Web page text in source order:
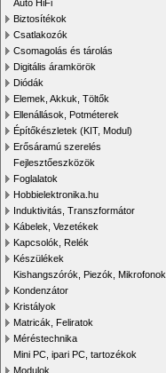
Autó HiFi
Biztosítékok
Csatlakozók
Csomagolás és tárolás
Digitális áramkörök
Diódák
Elemek, Akkuk, Töltők
Ellenállások, Potméterek
Építőkészletek (KIT, Modul)
Erősáramú szerelés
Fejlesztőeszközök
Foglalatok
Hobbielektronika.hu
Induktivitás, Transzformátor
Kábelek, Vezetékek
Kapcsolók, Relék
Készülékek
Kishangszórók, Piezók, Mikrofonok
Kondenzátor
Kristályok
Matricák, Feliratok
Méréstechnika
Mini PC, ipari PC, tartozékok
Modulok